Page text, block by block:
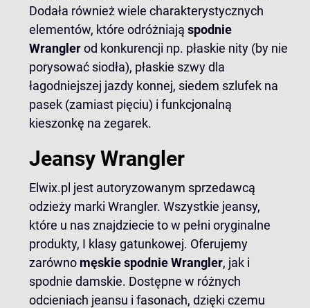
Dodała również wiele charakterystycznych
elementów, które odróżniają spodnie
Wranglerod konkurencji np. płaskie nity (by nie
porysować siodła), płaskie szwy dla
łagodniejszej jazdy konnej, siedem szlufek na
pasek (zamiast pięciu) i funkcjonalną
kieszonkę na zegarek.
Jeansy Wrangler
Elwix.pl jest autoryzowanym sprzedawcą
odzieży marki Wrangler. Wszystkie jeansy,
które u nas znajdziecie to w pełni oryginalne
produkty, I klasy gatunkowej. Oferujemy
zarówno męskie spodnie Wrangler, jak i
spodnie damskie. Dostępne w różnych
odcieniach jeansu i fasonach, dzięki czemu